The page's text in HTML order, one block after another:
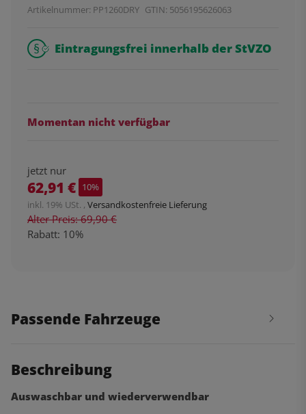
Artikelnummer: PP1260DRY GTIN: 5056195626063
Eintragungsfrei innerhalb der StVZO
Momentan nicht verfügbar
jetzt nur
62,91 € 10%
inkl. 19% USt. , Versandkostenfreie Lieferung
Alter Preis: 69,90 €
Rabatt: 10%
Passende Fahrzeuge
Beschreibung
Auswaschbar und wiederverwendbar